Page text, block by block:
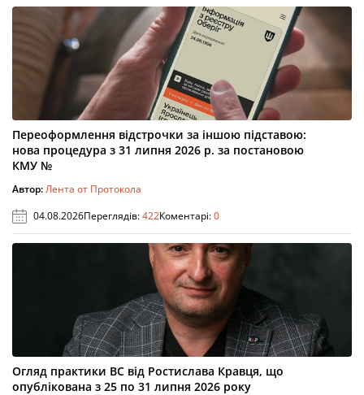
Переоформлення відстрочки за іншою підставою:
нова процедура з 31 липня 2026 р. за постановою
КМУ №
Автор:Лента от Протокола
04.08.2026Переглядів:422Коментарі:0
Огляд практики ВС від Ростислава Кравця, що
опублікована з 25 по 31 липня 2026 року